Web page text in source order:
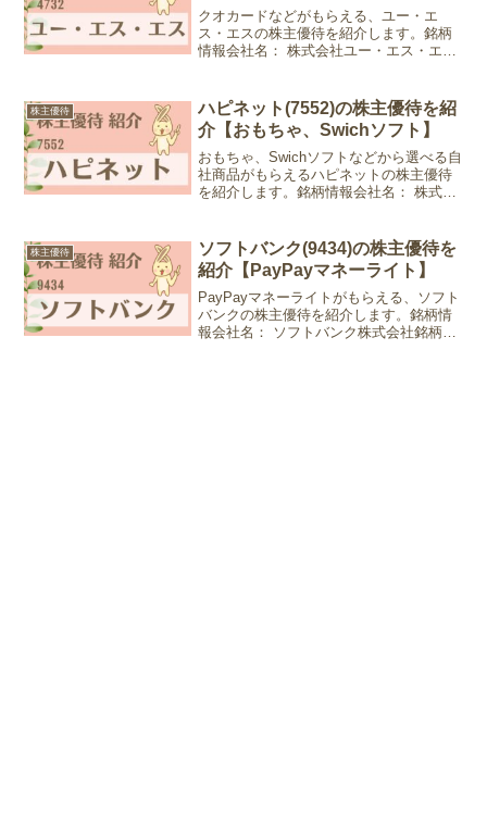
クオカードなどがもらえる、ユー・エ
ス・エスの株主優待を紹介します。銘柄
情報会社名： 株式会社ユー・エス・エス
報権利確定月：3月末日、9月末日優待内
容：...
株主優待
ハピネット(7552)の株主優待を紹
介【おもちゃ、Swichソフト】
おもちゃ、Swichソフトなどから選べる自
社商品がもらえるハピネットの株主優待
を紹介します。銘柄情報会社名： 株式会
優待情報権利確定月：3月末日優待...
株主優待
ソフトバンク(9434)の株主優待を
紹介【PayPayマネーライト】
PayPayマネーライトがもらえる、ソフト
バンクの株主優待を紹介します。銘柄情
報会社名： ソフトバンク株式会社銘柄コ